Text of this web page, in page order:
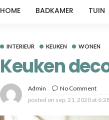
HOME BADKAMER TUIN
INTERIEUR KEUKEN WONEN
Keuken
Admin
No Comment
posted on sep. 21, 2020 at